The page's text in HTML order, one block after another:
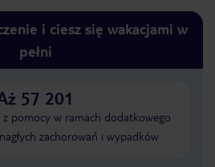
i ciesz się wakacjami w
pełni
57 201
z pomocy w ramach dodatkowego
zachorowań i wypadków